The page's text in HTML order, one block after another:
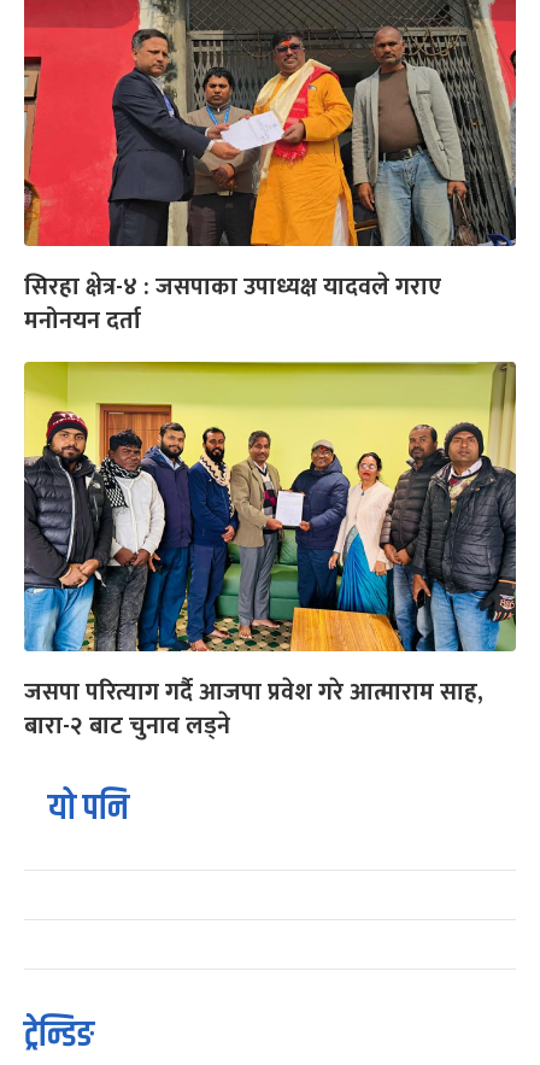
सिरहा क्षेत्र-४ : जसपाका उपाध्यक्ष यादवले गराए
मनोनयन दर्ता
जसपा परित्याग गर्दै आजपा प्रवेश गरे आत्माराम साह,
बारा-२ बाट चुनाव लड्ने
यो पनि
ट्रेन्डिङ